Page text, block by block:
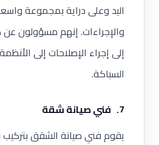
اليد وعلى دراية بمجموعة
والإجراءات. إنهم مسؤولون
إلى إجراء الإصلاحات إلى
السباكة.
7. فني صيانة شقة
يقوم فني صيانة الشقق بتركيب